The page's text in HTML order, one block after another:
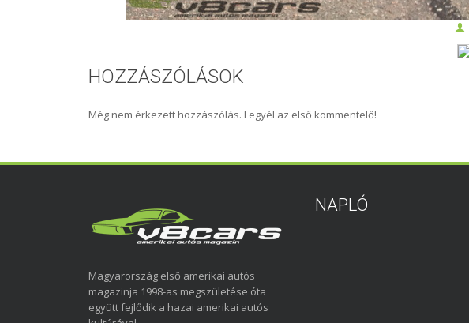
HOZZÁSZÓLÁSOK
Még nem érkezett hozzászólás. Legyél az első kommentelő!
Magyarország első amerikai autós
magazinja 1998-as megszületése óta
együtt fejlődik a hazai amerikai autós
NAPLÓ